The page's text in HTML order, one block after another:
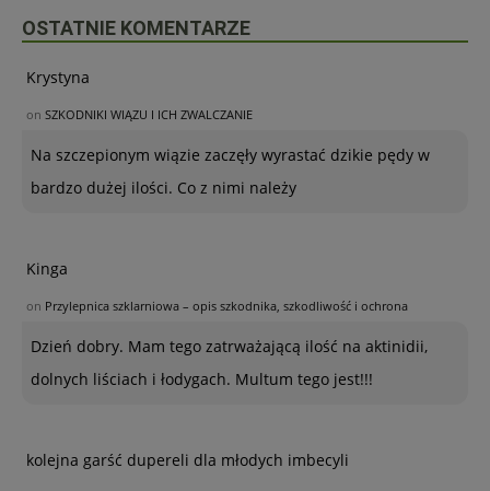
OSTATNIE KOMENTARZE
Krystyna
on SZKODNIKI WIĄZU I ICH ZWALCZANIE
Na szczepionym wiązie zaczęły wyrastać dzikie pędy w
bardzo dużej ilości. Co z nimi należy
Kinga
on Przylepnica szklarniowa – opis szkodnika, szkodliwość i ochrona
Dzień dobry. Mam tego zatrważającą ilość na aktinidii,
dolnych liściach i łodygach. Multum tego jest!!!
kolejna garść dupereli dla młodych imbecyli